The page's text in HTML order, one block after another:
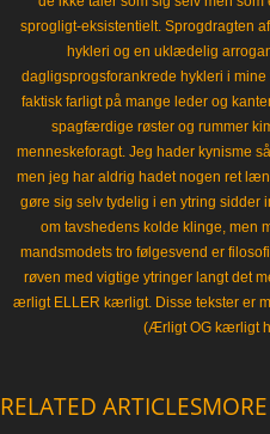
sprogligt-eksistentielt. Sprogdragten
hykleri og en uklædelig
dagligsprogsforankrede hykleri i
faktisk farligt på mange leder og
spagfærdige røster og rummer
menneskeforagt. Jeg hader kynisme
men jeg har aldrig hadet nogen ret
gøre sig selv tydelig i en ytring sidder
om tavshedens kolde klinge, men
mandsmodets tro følgesvend er
røven med vigtige ytringer langt det
ærligt ELLER kærligt. Disse tekster er
(Ærligt OG kærligt
RELATED ARTICLES